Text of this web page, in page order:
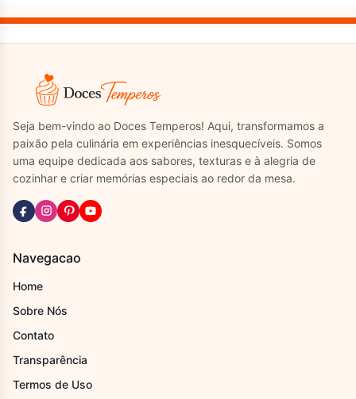
Seja bem-vindo ao Doces Temperos! Aqui, transformamos a
paixão pela culinária em experiências inesquecíveis. Somos
uma equipe dedicada aos sabores, texturas e à alegria de
cozinhar e criar memórias especiais ao redor da mesa.
Navegacao
Home
Sobre Nós
Contato
Transparência
Termos de Uso